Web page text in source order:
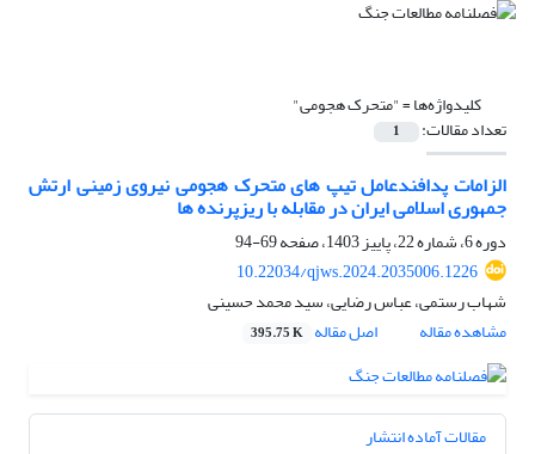
کلیدواژه‌ها ="متحرک هجومی"
تعداد مقالات: 1
الزامات پدافندعامل تیپ های متحرک هجومی نیروی زمینی ارتش
جمهوری اسلامی ایران در مقابله با ریزپرنده ها
دوره 6، شماره 22، پاییز 1403، صفحه
69-94
10.22034/qjws.2024.2035006.1226
شهاب رستمی، عباس رضایی، سید محمد حسینی
مشاهده مقاله
اصل مقاله 395.75 K
مقالات آماده انتشار